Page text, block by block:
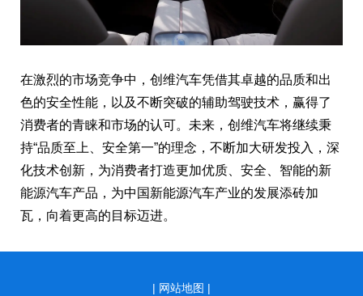
在激烈的市场竞争中，创维汽车凭借其卓越的品质和出
色的安全性能，以及不断突破的辅助驾驶技术，赢得了
消费者的青睐和市场的认可。未来，创维汽车将继续秉
持“品质至上、安全第一”的理念，不断加大研发投入，深
化技术创新，为消费者打造更加优质、安全、智能的新
能源汽车产品，为中国新能源汽车产业的发展添砖加
瓦，向着更高的目标迈进。
| 网站地图 |